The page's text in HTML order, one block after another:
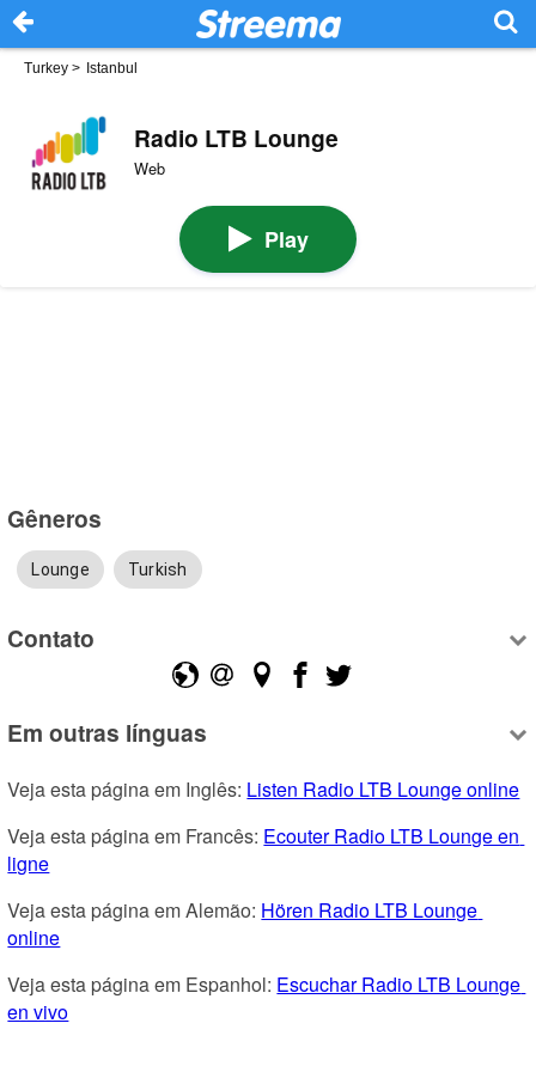
Turkey > Istanbul
Radio LTB Lounge
Web
Play
Gêneros
Lounge Turkish
Contato
Em outras línguas
Veja esta página em Inglês: Listen Radio LTB Lounge online
Veja esta página em Francês: Ecouter Radio LTB Lounge en
ligne
Veja esta página em Alemão: Hören Radio LTB Lounge
online
Veja esta página em Espanhol: Escuchar Radio LTB Lounge
en vivo